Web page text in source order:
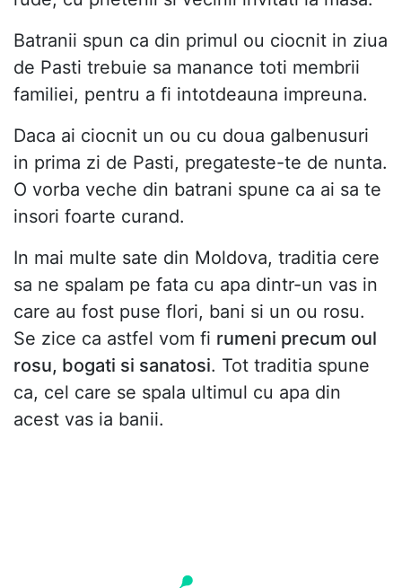
Batranii spun ca din primul ou ciocnit in ziua
de Pasti trebuie sa manance toti membrii
familiei, pentru a fi intotdeauna impreuna.
Daca ai ciocnit un ou cu doua galbenusuri
in prima zi de Pasti, pregateste-te de nunta.
O vorba veche din batrani spune ca ai sa te
insori foarte curand.
In mai multe sate din Moldova, traditia cere
sa ne spalam pe fata cu apa dintr-un vas in
care au fost puse flori, bani si un ou rosu.
Se zice ca astfel vom fi rumeni precum oul
rosu, bogati si sanatosi. Tot traditia spune
ca, cel care se spala ultimul cu apa din
acest vas ia banii.